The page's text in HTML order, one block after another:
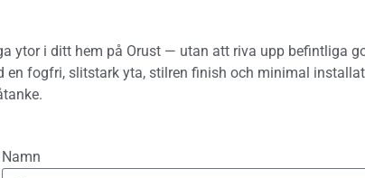
ytor i ditt hem på Orust — utan att riva upp befintliga
en fogfri, slitstark yta, stilren finish och minimal
Namn